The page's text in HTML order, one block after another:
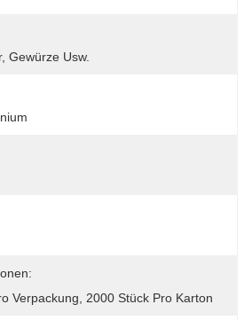
Gewürze Usw.
Verpackung, 2000 Stück Pro Karton